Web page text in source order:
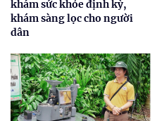
khám sức khỏe định kỳ,
khám sàng lọc cho người
dân